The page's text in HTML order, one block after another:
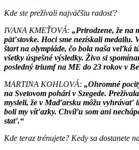
Kde ste prežívali najväčšiu radosť?
IVANA KMEŤOVÁ: „Prirodzene, že na
päťstovke. Hoci sme nezískali medailu.
štart na olympiáde, čo bola naša veľká
všetky úspešné výsledky. Živo si
posledný triumf na ME do 23 rokov v
MARTINA KOHLOVÁ: „Ohromné
na Svetovom pohári v Szegede.
mysleli, že v Maďarsku môžu vyhrávať
boli my víťazky. Chvíľu som ani
stať.“
Kde teraz trénujete? Kedy sa dostanete